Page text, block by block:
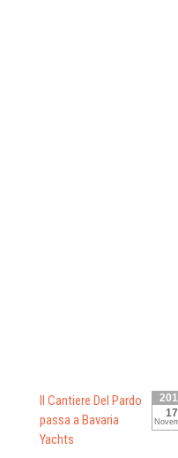
17
Il Cantiere Del Pardo
passa a Bavaria
Yachts